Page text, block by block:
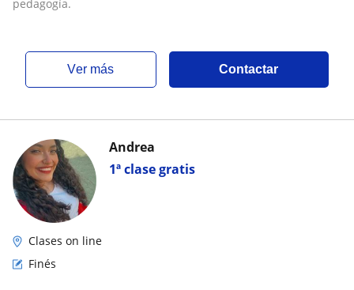
pedagogía.
ver más Contactar
1ª clase gratis
Andrea
Clases on line
Finés